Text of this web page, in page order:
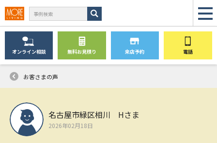
オンライン相談 無料お見積り 来店予約 電話
お客さまの声
名古屋市緑区相川 Hさま
2026年02月18日